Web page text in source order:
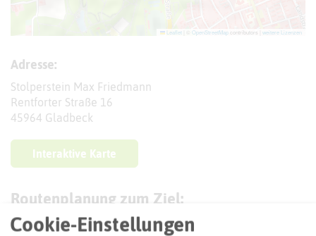
Leaflet OpenStreetMapcontributors | weitere Lizenzen
Adresse:
Stolperstein Max Friedmann
Rentforter Straße 16
45964 Gladbeck
Interaktive Karte
Routenplanung zum Ziel:
Cookie-Einstellungen